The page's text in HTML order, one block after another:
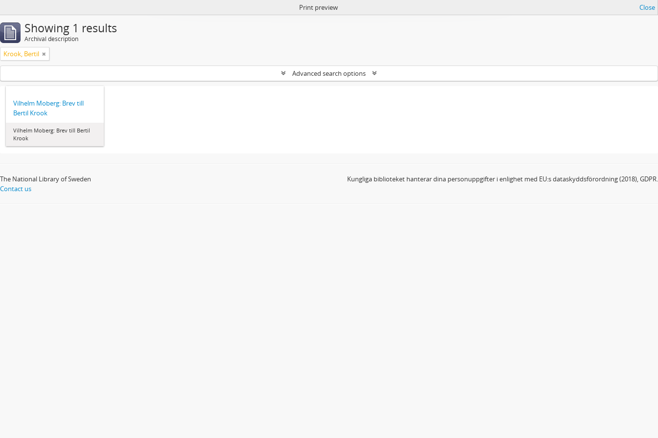
Print preview Close
Showing 1 results
Archival description
Krook, Bertil
Advanced search options
Vilhelm Moberg: Brev till
Bertil Krook
Vilhelm Moberg: Brev till Bertil
Krook
The National Library of Sweden
Contact us
Kungliga biblioteket hanterar dina personuppgifter i enlighet med EU:s dataskyddsförordning (2018), GDPR.